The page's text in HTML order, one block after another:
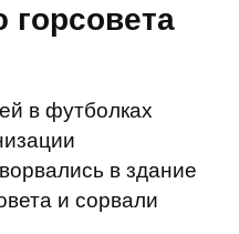
горсовета
в футболках
в здание
и сорвали